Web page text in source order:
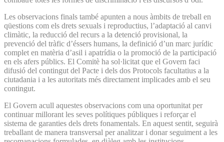
Les observacions finals també apunten a nous àmbits de treball en
qüestions com els drets sexuals i reproductius, l’adaptació al canvi
climàtic, la reducció del recurs a la detenció provisional, la
prevenció del tràfic d’éssers humans, la definició d’un marc jurídic
complet en matèria d’asil i apatrídia o la promoció de la participació
en els afers públics. El Comitè ha sol·licitat que el Govern faci
difusió del contingut del Pacte i dels dos Protocols facultatius a la
ciutadania i a les autoritats més directament implicades amb el seu
contingut.
El Govern acull aquestes observacions com una oportunitat per
continuar millorant les seves polítiques públiques i reforçar el
sistema de garanties dels drets fonamentals. En aquest sentit, seguirà
treballant de manera transversal per analitzar i donar seguiment a les